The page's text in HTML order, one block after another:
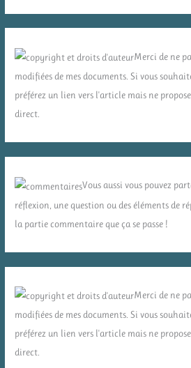
Merci de ne
modifiées de mes documents. Si vous
préférez un lien vers l'article mais ne
direct.
Vous aussi vous pouvez
réflexion, une question ou des éléments de
la partie commentaire que ça se passe !
Merci de ne
modifiées de mes documents. Si vous
préférez un lien vers l'article mais ne
direct.